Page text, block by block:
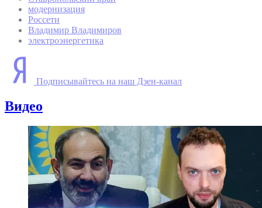
модернизация
Россети
Владимир Владимиров
электроэнергетика
Подписывайтесь на наш Дзен-канал
Видео